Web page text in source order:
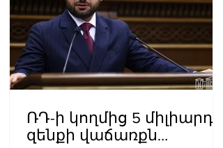
ՌԴ-ի կողմից 5 միլիարդի
զենքի վաճառքն